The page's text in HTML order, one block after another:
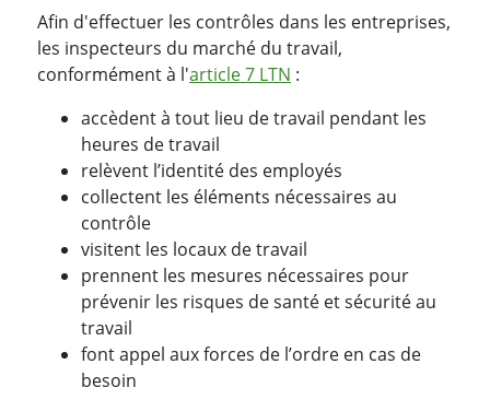
Afin d'effectuer les contrôles dans les entreprises,
les inspecteurs du marché du travail,
conformément à l'article 7 LTN :
accèdent à tout lieu de travail pendant les
heures de travail
relèvent l’identité des employés
collectent les éléments nécessaires au
contrôle
visitent les locaux de travail
prennent les mesures nécessaires pour
prévenir les risques de santé et sécurité au
travail
font appel aux forces de l’ordre en cas de
besoin